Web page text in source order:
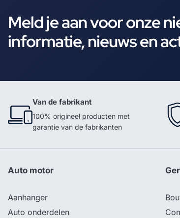
Meld je aan voor onze
informatie, nieuws en
Van de fabrikant
100% origineel producten met
garantie van de fabrikanten
Auto motor
Aanhanger
Auto onderdelen